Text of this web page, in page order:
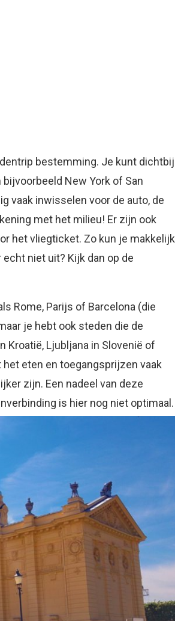
bestemming. Je kunt dichtbij
New York of San
vaak inwisselen voor de auto, de
met het milieu! Er zijn ook
het vliegticket. Zo kun je makkelijk
niet uit? Kijk dan op de
Rome, Parijs of Barcelona (die
je hebt ook steden die de
Kroatië, Ljubljana in Slovenië of
eten en toegangsprijzen vaak
zijn. Een nadeel van deze
is hier nog niet optimaal.